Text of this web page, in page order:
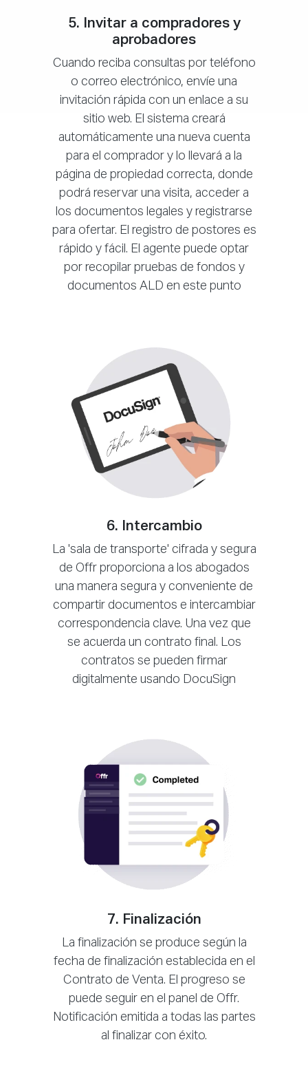
5. Invitar a compradores y
aprobadores
Cuando reciba consultas por teléfono
o correo electrónico, envíe una
invitación rápida con un enlace a su
sitio web. El sistema creará
automáticamente una nueva cuenta
para el comprador y lo llevará a la
página de propiedad correcta, donde
podrá reservar una visita, acceder a
los documentos legales y registrarse
para ofertar. El registro de postores es
rápido y fácil. El agente puede optar
por recopilar pruebas de fondos y
documentos ALD en este punto
6. Intercambio
La 'sala de transporte' cifrada y segura
de Offr proporciona a los abogados
una manera segura y conveniente de
compartir documentos e intercambiar
correspondencia clave. Una vez que
se acuerda un contrato final. Los
contratos se pueden firmar
digitalmente usando DocuSign
7. Finalización
La finalización se produce según la
fecha de finalización establecida en el
Contrato de Venta. El progreso se
puede seguir en el panel de Offr.
Notificación emitida a todas las partes
al finalizar con éxito.